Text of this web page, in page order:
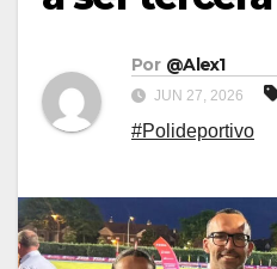
Por @Alex1
JUN 27, 2026
#Polideportivo